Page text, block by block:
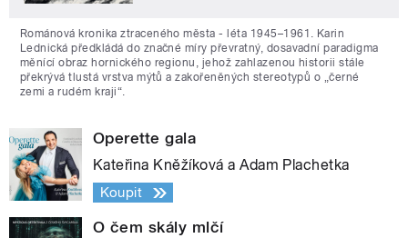
Románová kronika ztraceného města - léta 1945–1961. Karin
Lednická předkládá do značné míry převratný, dosavadní paradigma
měnící obraz hornického regionu, jehož zahlazenou historii stále
překrývá tlustá vrstva mýtů a zakořeněných stereotypů o „černé
zemi a rudém kraji“.
Operette gala
Kateřina Kněžíková a Adam Plachetka
Koupit
O čem skály mlčí